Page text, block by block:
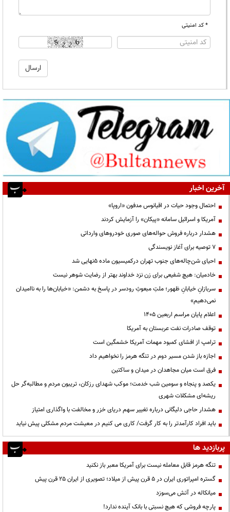
* کد امنیتی
آخرین اخبار
احتمال وجود حیات در اقیانوس مدفون «اروپا»
آمریکا و اسرائیل سامانه «پیکان» را آزمایش کردند
هشدار درباره فروش حواله‌های صوری خودروهای وارداتی
۷ توصیه برای آغاز نویسندگی
احیای شن‌چاله‌های جنوب تهران درکمیسیون ماده ۵نهایی شد
خادمیان: هیچ شفیعی برای زن نزد خداوند بهتر از رضایت شوهر نیست
سربازانِ خیابانِ ظهور؛ ملتِ مبعوثِ رودسر در پاسخ به دشمن: «خیابان‌ها را به ناامیدان
نمی‌دهیم»
اعلام پایان مراسم اربعین ۱۴۰۵
توقف صادرات نفت عربستان به آمریکا
ترامپ از افشای کمبود مهمات آمریکا خشمگین است
اجازه باز شدن مسیر دوم در تنگه هرمز را نخواهیم داد
فرق است میان مجاهدان در میدان و ساکتین
یکصد و پنجاه و سومین شب خدمت؛ موکب شهدای رزکان، تریبون مردم و مطالبه‌گر حل
ریشه‌ای مشکلات شهری
هشدار حاجی دلیگانی درباره تغییر سهم دریای خزر و مخالفت با واگذاری امتیاز
باید افراد کارآمدتر را به کار گرفت/ کاری می کنیم در معیشت مردم مشکلی پیش نیاید
پربازدید ها
تنگه هرمز قابل معامله نیست برای آمریکا معبر باز نکنید
گستره امپراتوری ایران در ۵ قرن پیش از میلاد؛ تصویری از ایران ۲۵ قرن پیش
میانکاله در آتش می‌سوزد
پارچه فروشی که هیچ نسبتی با بانک آینده ندارد!